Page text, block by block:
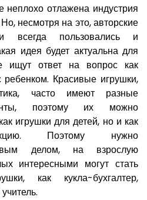
отлажена индустрия
несмотря на это, авторские
всегда пользовались и
идея будет актуальна для
ищут ответ на вопрос как
Красивые игрушки,
часто имеют разные
поэтому их можно
игрушки для детей, но и как
Поэтому нужно
делом, на взрослую
интересными могут стать
как кукла-бухгалтер,